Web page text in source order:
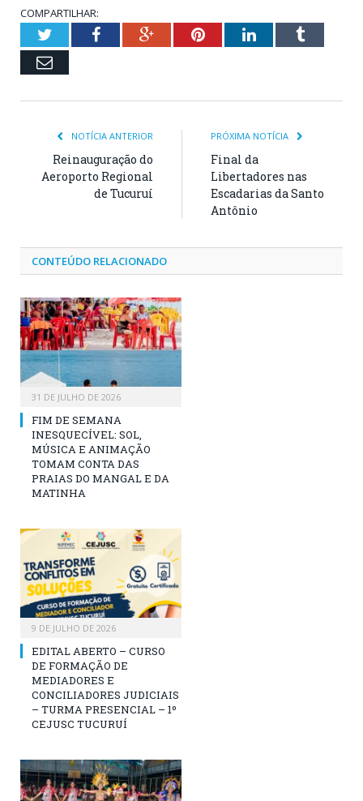
COMPARTILHAR:
TwitterFacebookGoogle+PinterestLinkedInTumblr
Email
NOTÍCIA ANTERIOR
Reinauguração do
Aeroporto Regional
de Tucuruí
PRÓXIMA NOTÍCIA
Final da
Libertadores nas
Escadarias da Santo
Antônio
CONTEÚDO RELACIONADO
31 DE JULHO DE 2026
FIM DE SEMANA
INESQUECÍVEL: SOL,
MÚSICA E ANIMAÇÃO
TOMAM CONTA DAS
PRAIAS DO MANGAL E DA
MATINHA
9 DE JULHO DE 2026
EDITAL ABERTO – CURSO
DE FORMAÇÃO DE
MEDIADORES E
CONCILIADORES JUDICIAIS
– TURMA PRESENCIAL – 1º
CEJUSC TUCURUÍ